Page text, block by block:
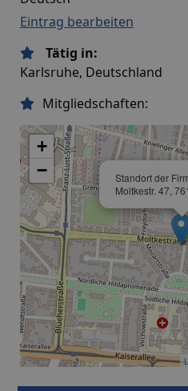
Eintrag bearbeiten
Tätig in:
Karlsruhe, Deutschland
Mitgliedschaften:
Standort der
Moltkestr. 47,
+
−